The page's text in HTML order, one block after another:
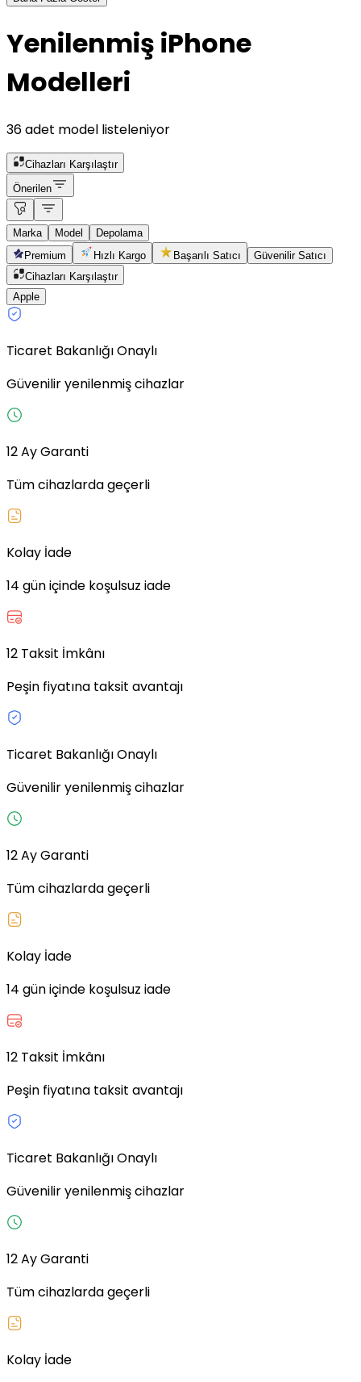
Yenilenmiş iPhone
Modelleri
36 adet model listeleniyor
Cihazları Karşılaştır
Önerilen
Marka Model
Depolama
Premium
Hızlı Kargo Başarılı Satıcı
Güvenilir Satıcı
Cihazları Karşılaştır
Apple
Ticaret Bakanlığı Onaylı
Güvenilir yenilenmiş cihazlar
12 Ay Garanti
Tüm cihazlarda geçerli
Kolay İade
14 gün içinde koşulsuz iade
12 Taksit İmkânı
Peşin fiyatına taksit avantajı
Ticaret Bakanlığı Onaylı
Güvenilir yenilenmiş cihazlar
12 Ay Garanti
Tüm cihazlarda geçerli
Kolay İade
14 gün içinde koşulsuz iade
12 Taksit İmkânı
Peşin fiyatına taksit avantajı
Ticaret Bakanlığı Onaylı
Güvenilir yenilenmiş cihazlar
12 Ay Garanti
Tüm cihazlarda geçerli
Kolay İade